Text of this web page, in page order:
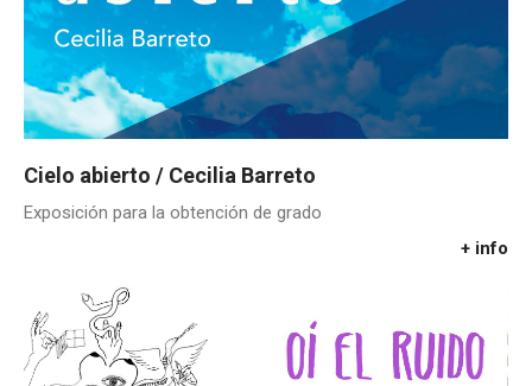
Cielo abierto / Cecilia Barreto
Exposición para la obtención de grado
+ info